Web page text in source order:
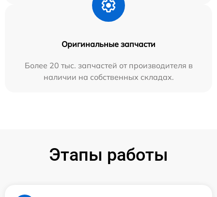
Оригинальные запчасти
Более 20 тыс. запчастей от производителя в
наличии на собственных складах.
Этапы работы